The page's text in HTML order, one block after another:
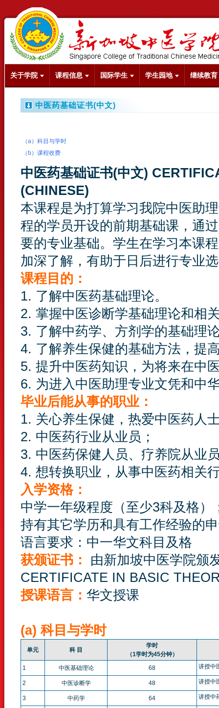
关于学院 课程信息 国际学生 学生园地 继续教育
中医药基础证书(中文)
（a）科目与学时
（b）课程收费
中医药基础证书(中文)
(CHINESE)
本课程是为打算学习我院中医助
程的学员开设的前期基础课，通
要的专业基础。学生在学习本课
加深了解，有助于日后进行专业
课程目的：
1. 了解中医药基础理论。
2. 掌握中医诊断学基础理论和相
3. 了解中药学、方剂学的基础理
4. 了解养生保健的基础方法，提
5. 提升中医药知识，为将来在中
6. 为进入中医助理专业文凭和中
毕业后能从事的职业：
1. 关心养生保健，热爱中医药人
2. 中医药行业从业员；
3. 中医药保健人员、疗养院从业
4. 想转换职业，从事中医药相关
入学资格：
中学一年级程度（至少3科及格）
持有其它学历和具有工作经验的
语言要求：中一华文科目及格
获颁证书： 由新加坡中医学院颁
CERTIFICATE IN BASIC
授课语言： 华文授课
(a) 科目与学时
单元 科 目
学时
（1学时为45分钟）
1
中医基础理论 68 讲授中
2 中医诊断学 48 讲授中
3 中药学 64 讲授中